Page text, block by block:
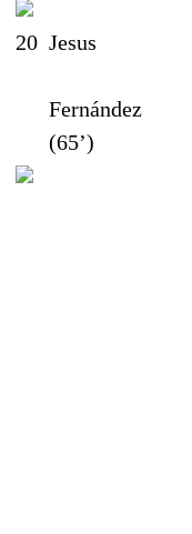
20 Jesus
Fernández
(65’)